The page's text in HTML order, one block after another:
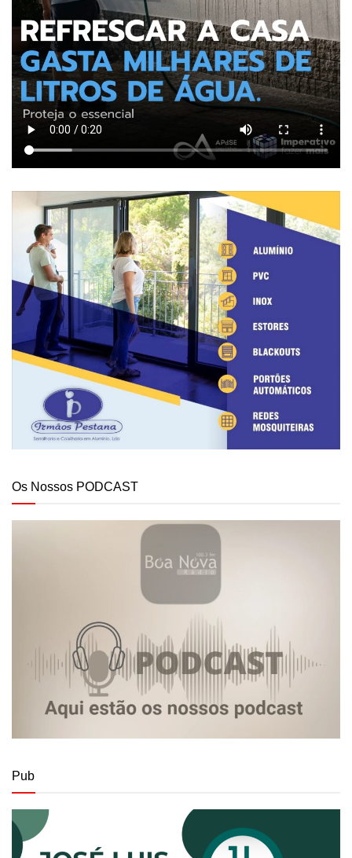
Os Nossos PODCAST
Pub